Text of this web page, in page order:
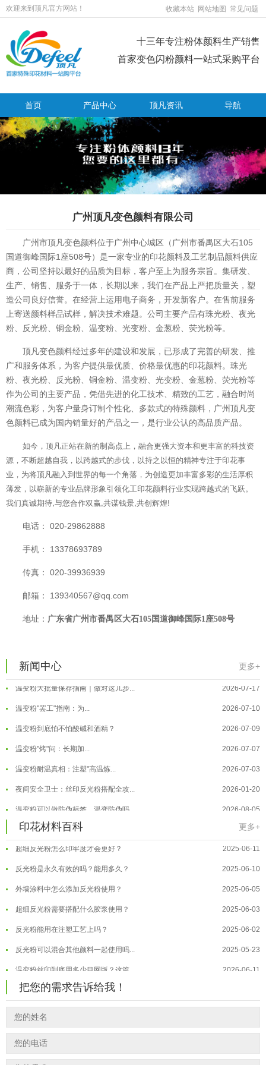
欢迎来到顶凡官方网站！ 收藏本站 网站地图 常见问题
十三年专注粉体颜料生产销售
首家变色闪粉颜料一站式采购平台
首页 产品中心 顶凡资讯 导航
广州顶凡变色颜料有限公司
广州市顶凡变色颜料位于广州中心城区（广州市番禺区大石105
国道御峰国际1座508号）是一家专业的印花颜料及工艺制品颜料供应
商，公司坚持以最好的品质为目标，客户至上为服务宗旨。集研发、
生产、销售、服务于一体，长期以来，我们在产品上严把质量关，塑
造公司良好信誉。在经营上运用电子商务，开发新客户。在售前服务
上寄送颜料样品试样，解决技术难题。公司主要产品有珠光粉、夜光
粉、反光粉、铜金粉、温变粉、光变粉、金葱粉、荧光粉等。
顶凡变色颜料经过多年的建设和发展，已形成了完善的研发、推
广和服务体系，为客户提供最优质、价格最优惠的印花颜料。珠光
粉、夜光粉、反光粉、铜金粉、温变粉、光变粉、金葱粉、荧光粉等
作为公司的主要产品，凭借先进的化工技术、精致的工艺，融合时尚
潮流色彩，为客户量身订制个性化、多款式的特殊颜料，广州顶凡变
色颜料已成为国内销量好的产品之一，是行业公认的高品质产品。
如今，顶凡正站在新的制高点上，融合更强大资本和更丰富的科技资
源，不断超越自我，以跨越式的步伐，以持之以恒的精神专注于印花事
业，为将顶凡融入到世界的每一个角落，为创造更加丰富多彩的生活厚积
薄发，以崭新的专业品牌形象引领化工印花颜料行业实现跨越式的飞跃。
我们真诚期待,与您合作双赢,共谋钱景,共创辉煌!
电话： 020-29862888
手机： 13378693789
传真： 020-39936939
邮箱： 139340567@qq.com
地址： 广东省广州市番禺区大石105国道御峰国际1座508号
新闻中心 更多+
温变粉适合做热变还是冷变？ 2026-08-04
温变粉保质期有多久？开封后如何保... 2026-07-20
温变粉大批量保存指南｜做对这几步... 2026-07-17
温变粉"罢工"指南：为... 2026-07-10
温变粉到底怕不怕酸碱和酒精？ 2026-07-09
温变粉"烤"问：长期加... 2026-07-07
温变粉耐温真相：注塑"高温炼... 2026-07-03
夜间安全卫士：丝印反光粉搭配全攻... 2026-01-20
温变粉可以做防伪标签、温变防伪吗... 2026-08-05
温变粉适合做热变还是冷变？ 2026-08-04
温变粉注塑后表面翻车？粗糙、颗粒... 2026-07-28
温变粉保质期有多久？开封后如何保... 2026-07-20
温变粉大批量保存指南｜做对这几步... 2026-07-17
温变粉"罢工"指南：为... 2026-07-10
温变粉到底怕不怕酸碱和酒精？ 2026-07-09
温变粉"烤"问：长期加... 2026-07-07
温变粉耐温真相：注塑"高温炼... 2026-07-03
夜间安全卫士：丝印反光粉搭配全攻...
印花材料百科 更多+
温变粉丝印到底用多少目网版？这篇... 2026-06-11
反光粉太久不用结块要怎么处理？ 2025-07-11
印花温变粉最适合用在什么行业上呢... 2025-06-20
油性反光粉怎么印花效果最好？ 2025-06-18
超细反光粉怎么印牢度才会更好？ 2025-06-11
反光粉是永久有效的吗？能用多久？ 2025-06-10
外墙涂料中怎么添加反光粉使用？ 2025-06-05
超细反光粉需要搭配什么胶浆使用？ 2025-06-03
反光粉能用在注塑工艺上吗？ 2025-06-02
反光粉可以混合其他颜料一起使用吗... 2025-05-23
温变粉丝印到底用多少目网版？这篇... 2026-06-11
反光粉太久不用结块要怎么处理？
印花温变粉最适合用在什么行业上呢... 2025-06-20
油性反光粉怎么印花效果最好？ 2025-06-18
超细反光粉怎么印牢度才会更好？
把您的需求告诉给我！